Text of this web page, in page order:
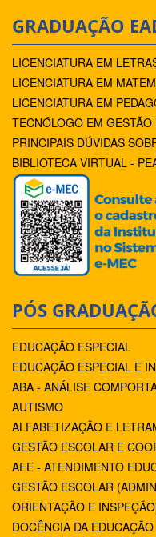
GRADUAÇÃO
LICENCIATURA EM
LICENCIATURA EM
LICENCIATURA EM
TECNÓLOGO EM
PRINCIPAIS DÚVIDAS
BIBLIOTECA VIRTUAL -
PÓS
EDUCAÇÃO ESPECIAL
EDUCAÇÃO ESPECIAL E
ABA - ANÁLISE
AUTISMO
ALFABETIZAÇÃO E
GESTÃO ESCOLAR E
AEE - ATENDIMENTO
GESTÃO ESCOLAR
ORIENTAÇÃO E
DOCÊNCIA DA